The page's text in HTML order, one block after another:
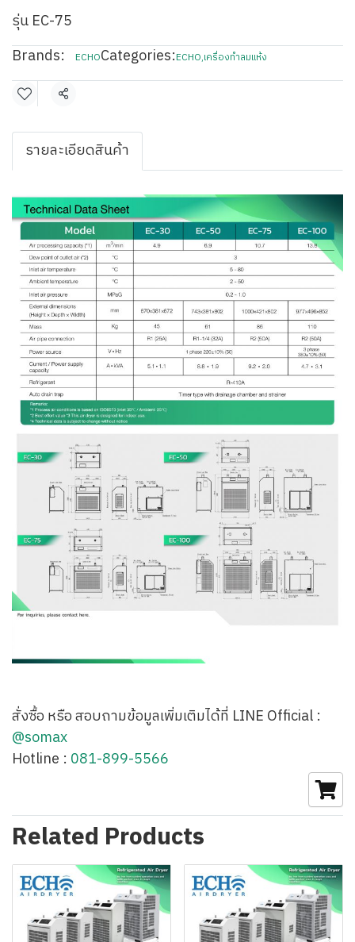
รุ่น EC-75
Brands:
ECHOCategories:ECHO,เครื่องทำลมแห้ง
Share
รายละเอียดสินค้า
สั่งซื้อ หรือ สอบถามข้อมูลเพิ่มเติมได้ที่ LINE Official :
@somax
Hotline : 081-899-5566
Related Products